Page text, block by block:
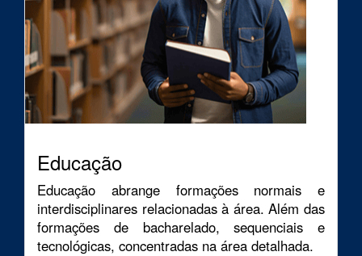
Educação
Educação abrange formações normais e
interdisciplinares relacionadas à área. Além das
formações de bacharelado, sequenciais e
tecnológicas, concentradas na área detalhada.